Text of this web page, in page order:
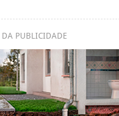
PUBLICIDADE